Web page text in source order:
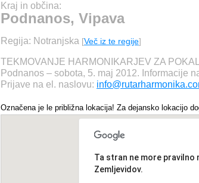
Kraj in občina:
Podnanos, Vipava
Regija: Notranjska [Več iz te regije]
TEKMOVANJE HARMONIKARJEV ZA
Podnanos – sobota, 5. maj 2012. Informacije
Prijave na el. naslovu:
Označena je le približna lokacija! Za dejansko lokacijo
Ta stran ne more pravilno
Zemljevidov.